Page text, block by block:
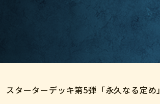
スターターデッキ第5弾「永久なる定め」